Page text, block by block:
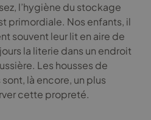
l’hygiène du stockage
primordiale. Nos enfants, il
souvent leur lit en aire de
la literie dans un endroit
Les housses de
là encore, un plus
cette propreté.